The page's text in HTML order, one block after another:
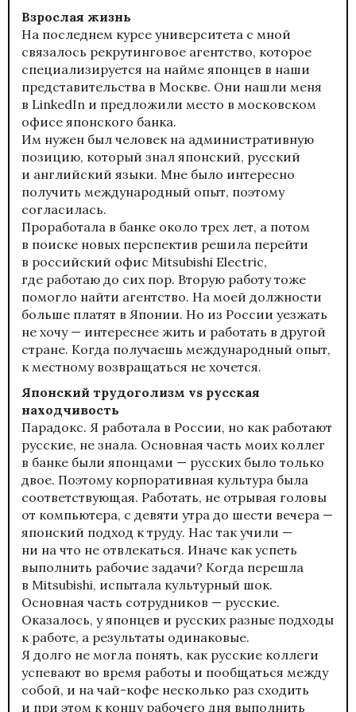
Взрослая жизнь
На последнем курсе университета с мной
связалось рекрутинговое агентство, которое
специализируется на найме японцев в наши
представительства в Москве. Они нашли меня
в LinkedIn и предложили место в московском
офисе японского банка.
Им нужен был человек на административную
позицию, который знал японский, русский
и английский языки. Мне было интересно
получить международный опыт, поэтому
согласилась.
Проработала в банке около трех лет, а потом
в поиске новых перспектив решила перейти
в российский офис Mitsubishi Electric,
где работаю до сих пор. Вторую работу тоже
помогло найти агентство. На моей должности
больше платят в Японии. Но из России уезжать
не хочу — интереснее жить и работать в другой
стране. Когда получаешь международный опыт,
к местному возвращаться не хочется.
Японский трудоголизм vs русская
находчивость
Парадокс. Я работала в России, но как работают
русские, не знала. Основная часть моих коллег
в банке были японцами — русских было только
двое. Поэтому корпоративная культура была
соответствующая. Работать, не отрывая головы
от компьютера, с девяти утра до шести вечера —
японский подход к труду. Нас так учили —
ни на что не отвлекаться. Иначе как успеть
выполнить рабочие задачи? Когда перешла
в Mitsubishi, испытала культурный шок.
Основная часть сотрудников — русские.
Оказалось, у японцев и русских разные подходы
к работе, а результаты одинаковые.
Я долго не могла понять, как русские коллеги
успевают во время работы и пообщаться между
собой, и на чай-кофе несколько раз сходить
и при этом к концу рабочего дня выполнить